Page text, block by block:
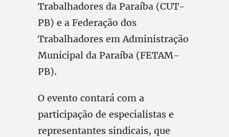
Trabalhadores da Paraíba (CUT-
PB) e a Federação dos
Trabalhadores em Administração
Municipal da Paraíba (FETAM-
PB).
O evento contará com a
participação de especialistas e
representantes sindicais, que